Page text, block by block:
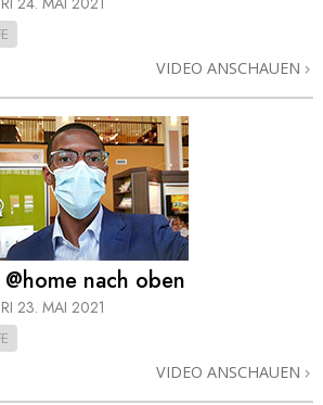
VIDEO ANSCHAUEN
@home nach oben
23. MAI 2021
VIDEO ANSCHAUEN